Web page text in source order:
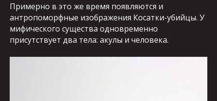
Примерно в это же время появляются и
антропоморфные изображения Косатки-убийцы. У
мифического существа одновременно
присутствует два тела: акулы и человека.